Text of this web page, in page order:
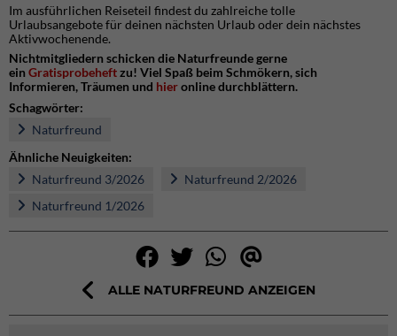
Im ausführlichen Reiseteil findest du zahlreiche tolle
Urlaubsangebote für deinen nächsten Urlaub oder dein nächstes
Aktivwochenende.
Nichtmitgliedern schicken die Naturfreunde gerne
ein Gratisprobeheftzu! Viel Spaß beim Schmökern, sich
Informieren, Träumen und hieronline durchblättern.
Schagwörter:
Naturfreund
Ähnliche Neuigkeiten:
Naturfreund 3/2026
Naturfreund 2/2026
Naturfreund 1/2026
ALLE NATURFREUND ANZEIGEN